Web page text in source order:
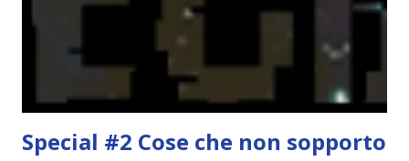
nessun giorno fisso, però - pubblicherò questo post.
Spero che la rubrica sia di vostro gradimento. GENNAIO
TBR+OBIETTIVI Questa è la mia tbr del mese...
Special #2 Cose che non sopporto